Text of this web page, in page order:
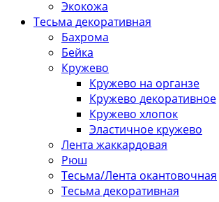
Экокожа
Тесьма декоративная
Бахрома
Бейка
Кружево
Кружево на органзе
Кружево декоративное
Кружево хлопок
Эластичное кружево
Лента жаккардовая
Рюш
Тесьма/Лента окантовочная
Тесьма декоративная